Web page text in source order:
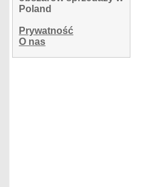
Poland
Prywatność
O nas